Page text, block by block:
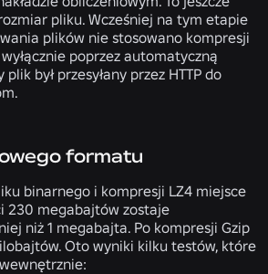
pliku. Wcześniej na tym etapie
plików nie stosowano kompresji
poprzez automatyczną
plik był przesyłany przez HTTP do
formatu
binarnego i kompresji LZ4 miejsce
230 megabajtów zostaje
niż 1 megabajta. Po kompresji Gzip
Oto wyniki kilku testów, które